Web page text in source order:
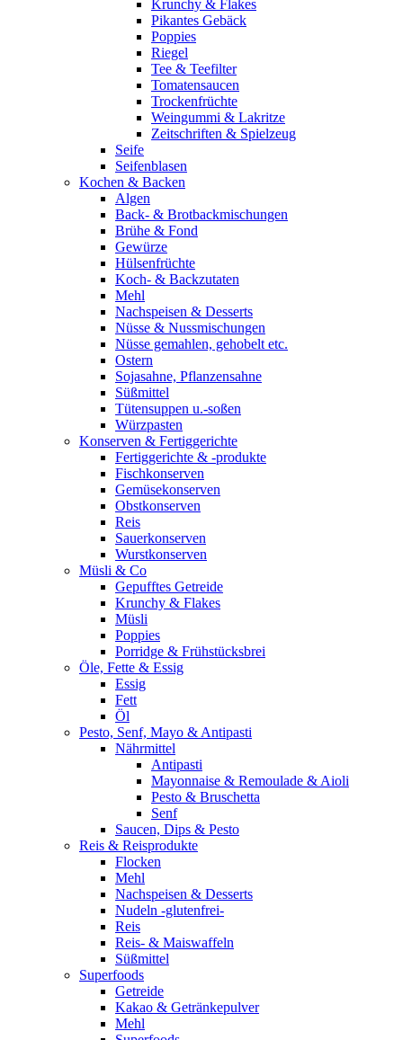
Krunchy & Flakes
Pikantes Gebäck
Poppies
Riegel
Tee & Teefilter
Tomatensaucen
Trockenfrüchte
Weingummi & Lakritze
Zeitschriften & Spielzeug
Seife
Seifenblasen
Kochen & Backen
Algen
Back- & Brotbackmischungen
Brühe & Fond
Gewürze
Hülsenfrüchte
Koch- & Backzutaten
Mehl
Nachspeisen & Desserts
Nüsse & Nussmischungen
Nüsse gemahlen, gehobelt etc.
Ostern
Sojasahne, Pflanzensahne
Süßmittel
Tütensuppen u.-soßen
Würzpasten
Konserven & Fertiggerichte
Fertiggerichte & -produkte
Fischkonserven
Gemüsekonserven
Obstkonserven
Reis
Sauerkonserven
Wurstkonserven
Müsli & Co
Gepufftes Getreide
Krunchy & Flakes
Müsli
Poppies
Porridge & Frühstücksbrei
Öle, Fette & Essig
Essig
Fett
Öl
Pesto, Senf, Mayo & Antipasti
Nährmittel
Antipasti
Mayonnaise & Remoulade & Aioli
Pesto & Bruschetta
Senf
Saucen, Dips & Pesto
Reis & Reisprodukte
Flocken
Mehl
Nachspeisen & Desserts
Nudeln -glutenfrei-
Reis
Reis- & Maiswaffeln
Süßmittel
Superfoods
Getreide
Kakao & Getränkepulver
Mehl